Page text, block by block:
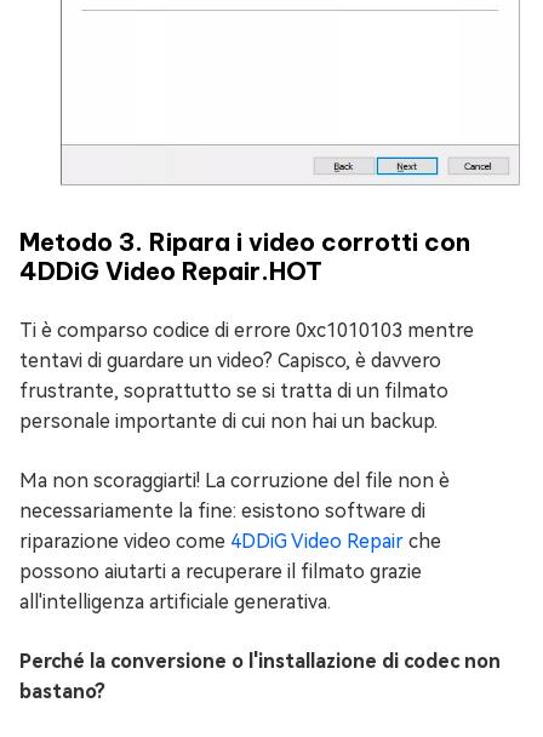
Metodo 3. Ripara i video corrotti con
4DDiG Video Repair.HOT
Ti è comparso codice di errore 0xc1010103 mentre
tentavi di guardare un video? Capisco, è davvero
frustrante, soprattutto se si tratta di un filmato
personale importante di cui non hai un backup.
Ma non scoraggiarti! La corruzione del file non è
necessariamente la fine: esistono software di
riparazione video come 4DDiG Video Repair che
possono aiutarti a recuperare il filmato grazie
all'intelligenza artificiale generativa.
Perché la conversione o l'installazione di codec non
bastano?